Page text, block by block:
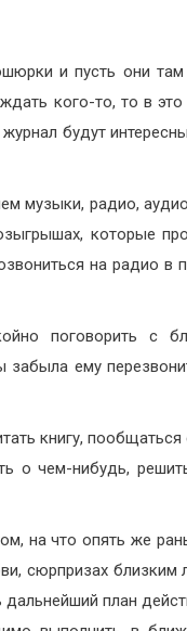
и пусть они там
кого-то, то в
будут
музыки, радио,
которые
на радио в
поговорить с
ему
книгу, пообщаться
о чем-нибудь,
на что опять же
сюрпризах близким
план